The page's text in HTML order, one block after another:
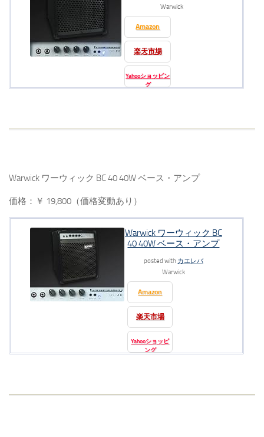
Warwick
Amazon
楽天市場
Yahooショッピン
グ
Warwick ワーウィック BC 40 40W ベース・アンプ
価格：￥ 19,800（価格変動あり）
Warwick ワーウィック BC
40 40W ベース・アンプ
posted with カエレバ
Warwick
Amazon
楽天市場
Yahooショッピ
ング